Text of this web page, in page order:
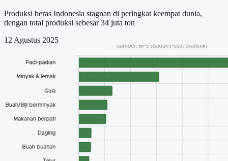
Produksi beras Indonesia stagnan di peringkat keempat dunia,
dengan total produksi sebesar 34 juta ton
12 Agustus 2025